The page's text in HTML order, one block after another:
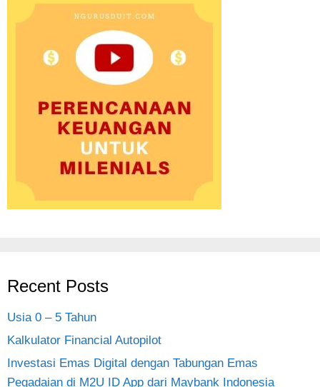
Recent Posts
Usia 0 – 5 Tahun
Kalkulator Financial Autopilot
Investasi Emas Digital dengan Tabungan Emas
Pegadaian di M2U ID App dari Maybank Indonesia